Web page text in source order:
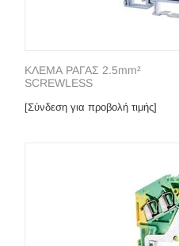
ΚΛΕΜΑ ΡΑΓΑΣ 2.5mm²
SCREWLESS
[Σύνδεση για προβολή τιμής]